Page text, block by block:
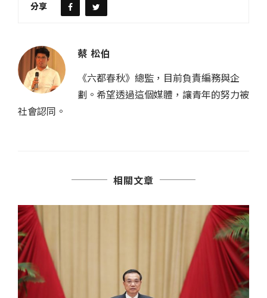
分享
蔡 松伯
《六都春秋》總監，目前負責編務與企
劃。希望透過這個媒體，讓青年的努力被
社會認同。
相關文章